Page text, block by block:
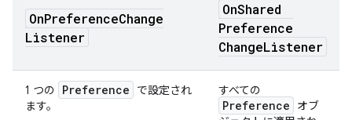
OnPreferenceChange
Listener
OnShared
Preference
ChangeListener
1 つの Preference
で設定され
ます。
すべての
Preference
オブ